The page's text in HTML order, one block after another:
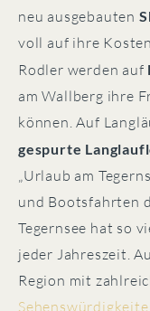
neu ausgebauten
voll auf ihre
Rodler werden auf
am Wallberg ihre
können. Auf
gespurte
„Urlaub am
und Bootsfahrten
Tegernsee hat so
jeder Jahreszeit.
Region mit